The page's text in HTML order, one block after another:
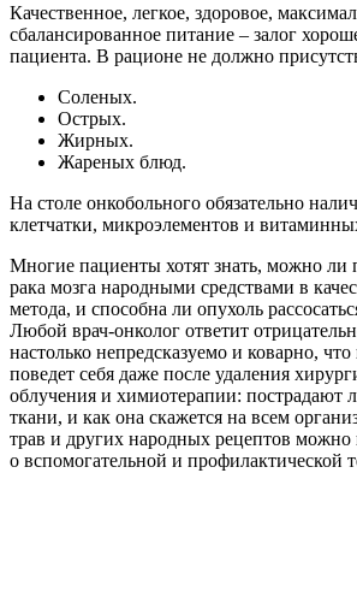
Качественное, легкое, здоровое,
сбалансированное питание – залог
пациента. В рационе не должно
Соленых.
Острых.
Жирных.
Жареных блюд.
На столе онкобольного обязательно
клетчатки, микроэлементов и
Многие пациенты хотят знать, можно ли
рака мозга народными средствами в
метода, и способна ли опухоль
Любой врач-онколог ответит
настолько непредсказуемо и коварно,
поведет себя даже после удаления
облучения и химиотерапии: пострадают
ткани, и как она скажется на всем
трав и других народных рецептов можно
о вспомогательной и профилактической